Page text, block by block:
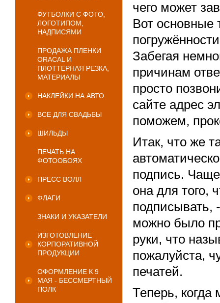
ФУТБОЛКИ С ФОТО,
ЛОГОТИПОМ,
НАДПИСЯМИ
ПРОДАЖА ПЛЕНКИ
ORACAL И
ПЛОТТЕРНАЯ РЕЗКА,
МАТЕРИАЛЫ
НАКЛЕЙКИ НА АВТО
ВСЕ ДЛЯ СВАДЬБЫ
ШИЛЬДЫ
ПЕЧАТЬ НА
ФОТООБОЯХ
ПРЕСС ВОЛЛ
ФЛАГИ
ЗНАКИ И УКАЗАТЕЛИ
ИЗГОТОВЛЕНИЕ
КОРПОРАТИВНОЙ
ПРОДУКЦИИ
ОФОРМЛЕНИЕ К 9
МАЯ - БЕССМЕРТНЫЙ
ПОЛК
чего может
Вот основные
Забегая
причинам
просто
сайте адрес
поможем,
Итак, что же
подпись. Чаще
она для того,
подписывать,
можно было
руки, что
пожалуйста,
печатей.
Теперь,